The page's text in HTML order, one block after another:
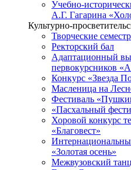
Учебно-
А.Г. Гагарина
Культурно-
Творческие
Ректорский бал
Адаптационный
первокурсников
Конкурс «Звезда
Масленица на
Фестиваль
«Пасхальный
Хоровой конкурс
«Благовест»
«Золотая осень»
Межвузовский